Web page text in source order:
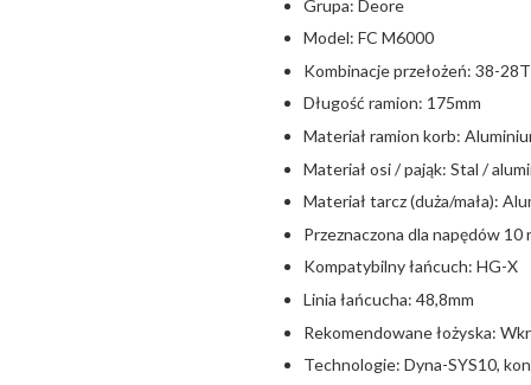
Grupa: Deore
Model: FC M6000
Kombinacje przełożeń: 38-28T
Długość ramion: 175mm
Materiał ramion korb:
Materiał osi / pająk: Stal /
Materiał tarcz (duża/mała):
Przeznaczona dla napędów 10
Kompatybilny łańcuch: HG-X
Linia łańcucha: 48,8mm
Rekomendowane łożyska:
Technologie: Dyna-SYS10,